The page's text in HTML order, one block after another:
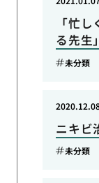
「忙
る先生」
未分類
ニキビ
未分類